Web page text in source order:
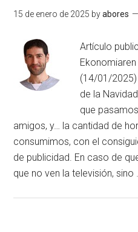
15 de enero de 2025 byabores
Artículo
(14/01/
de la
que
amigos, y… la cantidad de
consumimos, con el
de publicidad. En caso de
que no ven la televisión, sino